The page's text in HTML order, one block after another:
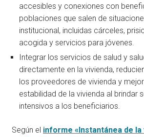
accesibles y conexiones con
poblaciones que salen de
institucional, incluidas cárceles,
acogida y servicios para jóvenes.
Integrar los servicios de salud y
directamente en la vivienda,
los proveedores de vivienda y
estabilidad de la vivienda al brindar
intensivos a los beneficiarios.
Según el informe «Instantánea de